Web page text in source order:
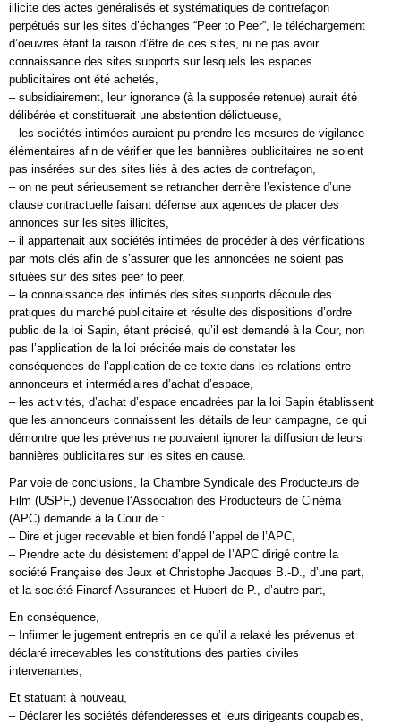
illicite des actes généralisés et systématiques de contrefaçon
perpétués sur les sites d’échanges “Peer to Peer”, le téléchargement
d’oeuvres étant la raison d’être de ces sites, ni ne pas avoir
connaissance des sites supports sur lesquels les espaces
publicitaires ont été achetés,
– subsidiairement, leur ignorance (à la supposée retenue) aurait été
délibérée et constituerait une abstention délictueuse,
– les sociétés intimées auraient pu prendre les mesures de vigilance
élémentaires afin de vérifier que les bannières publicitaires ne soient
pas insérées sur des sites liés à des actes de contrefaçon,
– on ne peut sérieusement se retrancher derrière l’existence d’une
clause contractuelle faisant défense aux agences de placer des
annonces sur les sites illicites,
– il appartenait aux sociétés intimées de procéder à des vérifications
par mots clés afin de s’assurer que les annoncées ne soient pas
situées sur des sites peer to peer,
– la connaissance des intimés des sites supports découle des
pratiques du marché publicitaire et résulte des dispositions d’ordre
public de la loi Sapin, étant précisé, qu’il est demandé à la Cour, non
pas l’application de la loi précitée mais de constater les
conséquences de l’application de ce texte dans les relations entre
annonceurs et intermédiaires d’achat d’espace,
– les activités, d’achat d’espace encadrées par la loi Sapin établissent
que les annonceurs connaissent les détails de leur campagne, ce qui
démontre que les prévenus ne pouvaient ignorer la diffusion de leurs
bannières publicitaires sur les sites en cause.
Par voie de conclusions, la Chambre Syndicale des Producteurs de
Film (USPF,) devenue l‘Association des Producteurs de Cinéma
(APC) demande à la Cour de :
– Dire et juger recevable et bien fondé l’appel de l’APC,
– Prendre acte du désistement d’appel de I’APC dirigé contre la
société Française des Jeux et Christophe Jacques B.-D., d’une part,
et la société Finaref Assurances et Hubert de P., d’autre part,
En conséquence,
– Infirmer le jugement entrepris en ce qu’il a relaxé les prévenus et
déclaré irrecevables les constitutions des parties civiles
intervenantes,
Et statuant à nouveau,
– Déclarer les sociétés défenderesses et leurs dirigeants coupables,